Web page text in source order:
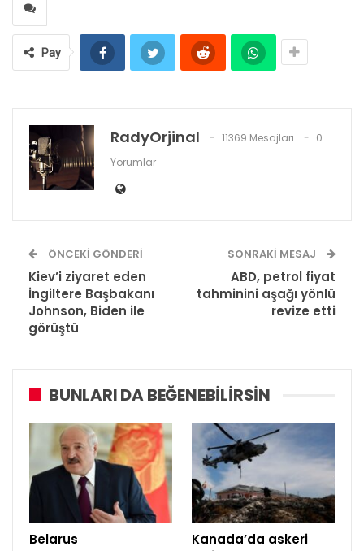
Pay
RadyOrjinal 11369 Mesajları
0
Yorumlar
ÖNCEKI GÖNDERI
Kiev’i ziyaret eden
İngiltere Başbakanı
Johnson, Biden ile
görüştü
SONRAKI MESAJ
ABD, petrol fiyat
tahminini aşağı yönlü
revize etti
BUNLARI DA BEĞENEBILIRSIN
Belarus
Kanada’da askeri